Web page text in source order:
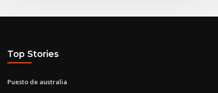
Top Stories
Puesto de australia